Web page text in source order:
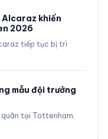
khiến
2026
tiếp tục bị trì
mẫu đội trưởng
tại Tottenham,